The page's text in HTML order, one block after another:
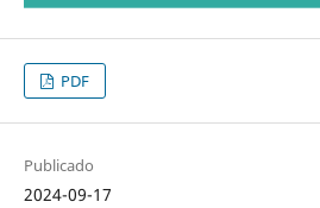
PDF
Publicado
2024-09-17